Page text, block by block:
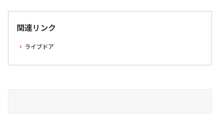
関連リンク
ライブドア